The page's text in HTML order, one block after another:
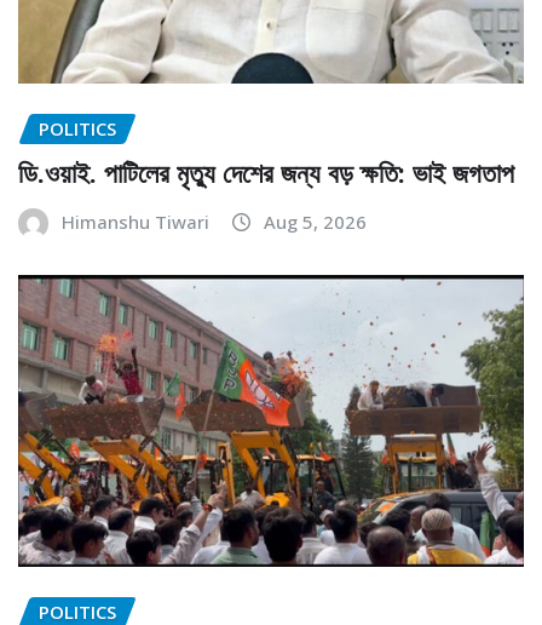
POLITICS
ডি.ওয়াই. পাটিলের মৃত্যু দেশের জন্য বড় ক্ষতি: ভাই জগতাপ
Himanshu Tiwari Aug 5, 2026
POLITICS